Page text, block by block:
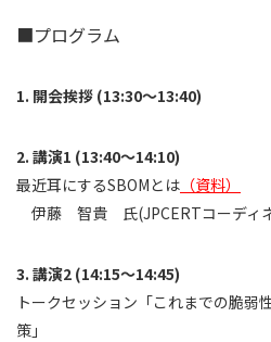
■プログラム
開会挨拶 (13:30～13:40)
講演1 (13:40～14:10)
最近耳にするSBOMとは （資料）
伊藤 智貴 氏(JPCERTコーディ
講演2 (14:15～14:45)
トークセッション「これまでの脆弱
策」